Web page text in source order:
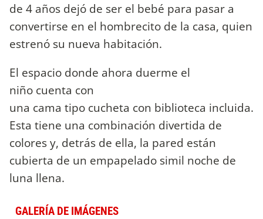
de 4 años dejó de ser el bebé para pasar a
convertirse en el hombrecito de la casa, quien
estrenó su nueva habitación.
El espacio donde ahora duerme el
niño cuenta con
una cama tipo cucheta con biblioteca incluida.
Esta tiene una combinación divertida de
colores y, detrás de ella, la pared están
cubierta de un empapelado simil noche de
luna llena.
GALERÍA DE IMÁGENES